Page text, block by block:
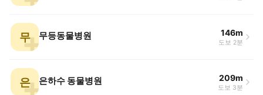
무 무등동물병원 146m
도보 2분
은 은하수 동물병원 209m
도보 3분